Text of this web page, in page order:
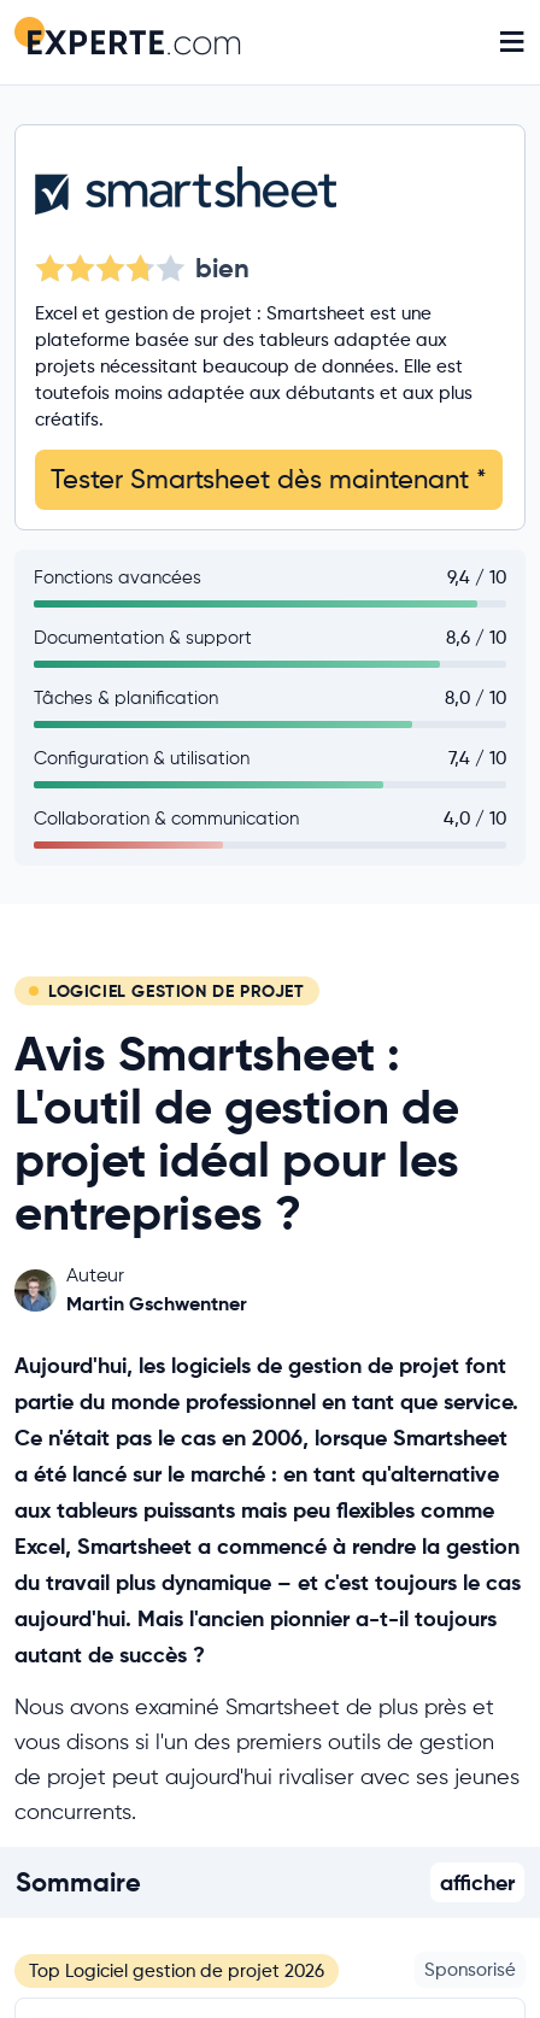
≡
bien
Excel et gestion de projet : Smartsheet est une
plateforme basée sur des tableurs adaptée aux
projets nécessitant beaucoup de données. Elle est
toutefois moins adaptée aux débutants et aux plus
créatifs.
Tester Smartsheet dès maintenant *
Fonctions avancées 9,4 / 10
Documentation & support 8,6 / 10
Tâches & planification 8,0 / 10
Configuration & utilisation 7,4 / 10
Collaboration & communication 4,0 / 10
LOGICIEL GESTION DE PROJET
Avis Smartsheet :
L'outil de gestion de
projet idéal pour les
entreprises ?
Auteur
Martin Gschwentner
Aujourd'hui, les logiciels de gestion de projet font
partie du monde professionnel en tant que service.
Ce n'était pas le cas en 2006, lorsque Smartsheet
a été lancé sur le marché : en tant qu'alternative
aux tableurs puissants mais peu flexibles comme
Excel, Smartsheet a commencé à rendre la gestion
du travail plus dynamique – et c'est toujours le cas
aujourd'hui. Mais l'ancien pionnier a-t-il toujours
autant de succès ?
Nous avons examiné Smartsheet de plus près et
vous disons si l'un des premiers outils de gestion
de projet peut aujourd'hui rivaliser avec ses jeunes
concurrents.
Sommaire afficher
Top Logiciel gestion de projet 2026 Sponsorisé